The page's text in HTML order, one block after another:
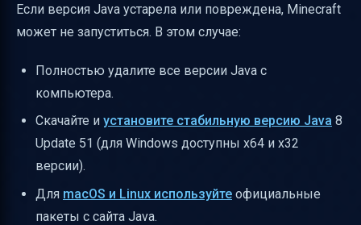
Если версия Java устарела или повреждена, Minecraft
может не запуститься. В этом случае:
Полностью удалите все версии Java с
компьютера.
Скачайте и установите стабильную версию Java 8
Update 51 (для Windows доступны x64 и x32
версии).
Для macOS и Linux используйте официальные
пакеты с сайта Java.